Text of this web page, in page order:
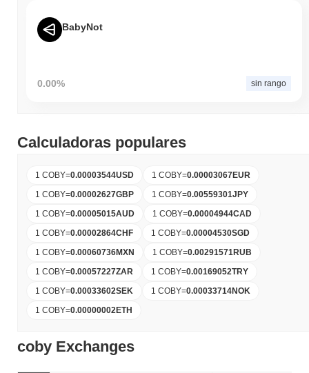
BabyNot
0.00% sin rango
Calculadoras populares
1 COBY=0.00003544USD 1 COBY=0.00003067EUR
1 COBY=0.00002627GBP 1 COBY=0.00559301JPY
1 COBY=0.00005015AUD 1 COBY=0.00004944CAD
1 COBY=0.00002864CHF 1 COBY=0.00004530SGD
1 COBY=0.00060736MXN 1 COBY=0.00291571RUB
1 COBY=0.00057227ZAR 1 COBY=0.00169052TRY
1 COBY=0.00033602SEK 1 COBY=0.00033714NOK
1 COBY=0.00000002ETH
coby Exchanges